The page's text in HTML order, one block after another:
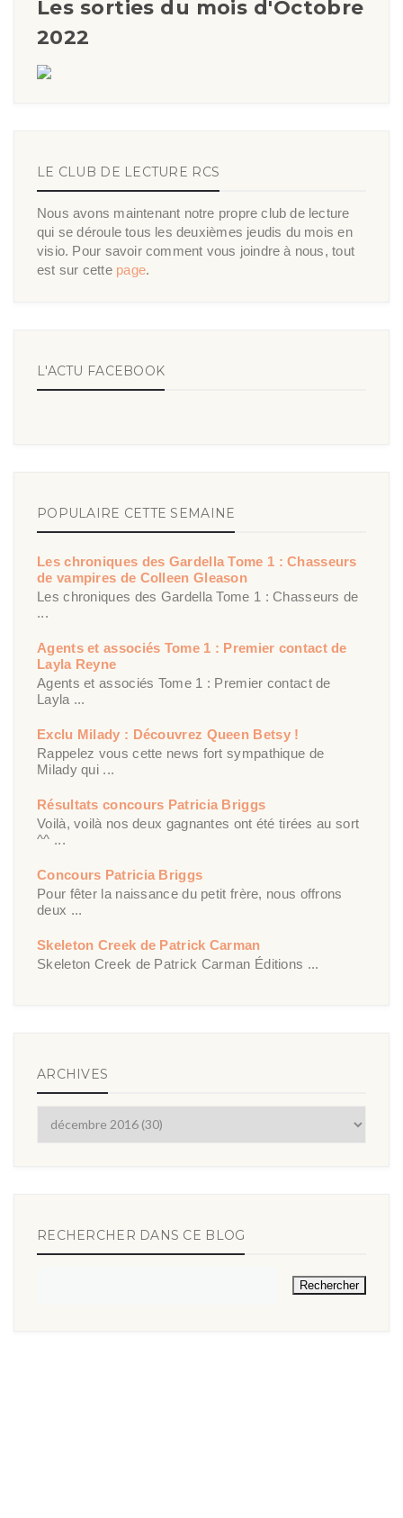
Les sorties du mois d'Octobre
2022
LE CLUB DE LECTURE RCS
Nous avons maintenant notre propre club de lecture
qui se déroule tous les deuxièmes jeudis du mois en
visio. Pour savoir comment vous joindre à nous, tout
est sur cette page.
L'ACTU FACEBOOK
POPULAIRE CETTE SEMAINE
Les chroniques des Gardella Tome 1 : Chasseurs
de vampires de Colleen Gleason
Les chroniques des Gardella Tome 1 : Chasseurs de
...
Agents et associés Tome 1 : Premier contact de
Layla Reyne
Agents et associés Tome 1 : Premier contact de
Layla ...
Exclu Milady : Découvrez Queen Betsy !
Rappelez vous cette news fort sympathique de
Milady qui ...
Résultats concours Patricia Briggs
Voilà, voilà nos deux gagnantes ont été tirées au sort
^^ ...
Concours Patricia Briggs
Pour fêter la naissance du petit frère, nous offrons
deux ...
Skeleton Creek de Patrick Carman
Skeleton Creek de Patrick Carman Éditions ...
ARCHIVES
RECHERCHER DANS CE BLOG